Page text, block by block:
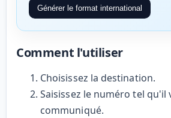
Générer le format international
Comment l'utiliser
Choisissez la destination.
Saisissez le numéro tel qu'il
communiqué.